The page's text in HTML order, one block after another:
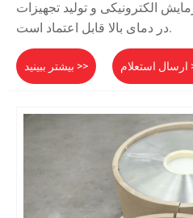
الکترونیکی و تولید تجهیزات
در دمای بالا قابل اعتماد است.
بیشتر ببینید >>